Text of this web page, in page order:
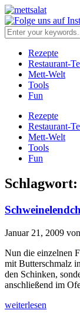
Rezepte
Restaurant-
Mett-Welt
Tools
Fun
Rezepte
Restaurant-
Mett-Welt
Tools
Fun
Schlagwort:
Januar 21, 2009 von
Nun die einzelnen
mit Butterschmalz
den Schinken,
anschließend im
weiterlesen